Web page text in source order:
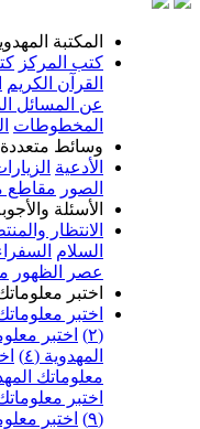
المكتبة
كتب المركز
القرآن الكريم
عن المسائل
المخطوطات
وسائط متعددة
الأدعية
الصور مقاطع
الأسئلة
الانتظار
السلام
عصر الظهور
اختبر
اختبر
(٢)
اختبر
المهدوية (٤)
معلوماتك
اختبر
(٩)
اختبر